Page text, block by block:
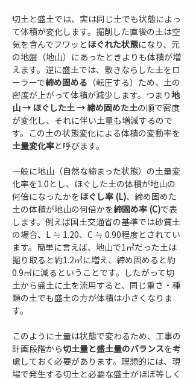
切土と盛土では、実は同じ土でも状態によっ
て体積が変化します。掘削した直後の土は空
気を含んでフワッと ほぐれた状態になり、元
の地盤（地山）にあったときよりも体積が増
えます。逆に盛土では、敷きならした土をロ
ーラーで締め固める （転圧する）ため、土の
密度が上がって体積が減少します。つまり地
山 → ほぐした土 → 締め固めた土の順で密度
が変化し、それに伴い土量も増減するので
す。この土の状態変化による体積の変動率を
土量変化率と呼びます。
一般に地山（自然な締まった状態）の土量変
化率を1.0とし、ほぐした土の体積が地山の
何倍になったかを ほぐし率 (L)、締め固めた
土の体積が地山の何倍かを締固め率 (C)で表
します。例えば国土交通省の基準では砂質土
の場合、L ≒ 1.20、C ≒ 0.90程度とされてい
ます。簡単に言えば、地山で1㎥だった土は
掘り取ると約1.2㎥に増え、締め固めると約
0.9㎥に減るということです。したがって切
土から盛土に土を流用すると、同じ重さ・種
類の土でも盛土の方が体積は小さくなりま
す。
このように土量は状態で変わるため、工事の
計画段階から切土量と盛土量のバランスを考
慮しておく必要があります。理想的には、現
場で発生する切土と必要な盛土がほぼ等しく